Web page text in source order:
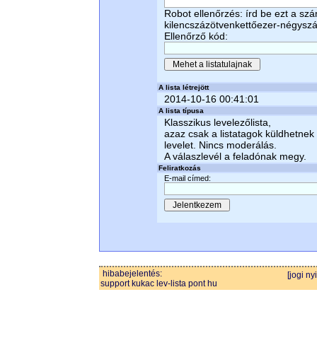
Robot ellenőrzés: írd be ezt a
kilencszázötvenkettőezer-
Ellenőrző kód:
A lista létrejött
2014-10-16 00:41:01
A lista típusa
Klasszikus levelezőlista,
azaz csak a listatagok küldhetnek
levelet. Nincs moderálás.
A válaszlevél a feladónak megy.
Feliratkozás
E-mail címed:
hibabejelentés:
support kukac lev-lista pont hu
[jogi